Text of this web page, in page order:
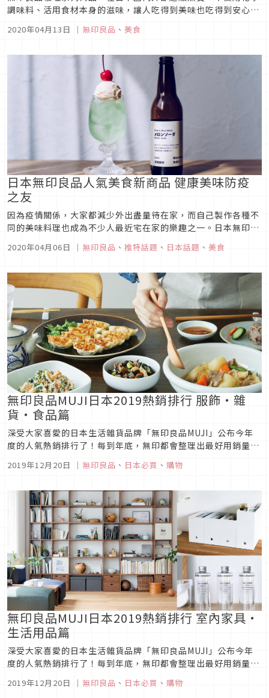
調味料、活用食材本身的滋味，讓人吃得到美味也吃得到安心健
色風味的異國咖哩在這裡也能輕易入手，從不辣到激辣也都清楚
登運用咖哩速食包來製...
2020年04月13日 ｜ 無印良品 、 美食
日本無印良品人氣美食新商品 健康美味防疫
之友
因為疫情關係，大家都減少外出盡量待在家，而自己製作各種不
同的美味料理也成為不少人最近宅在家的樂趣之一。日本無印良
就要介紹幾款最近在日本造成話題的人氣美食新商品，即使不能
餐廳般的美味唷！1....
2020年04月06日 ｜ 無印良品 、 推特話題 、 日本話題 、 美食
無印良品MUJI日本2019熱銷排行 服飾・雜
貨・食品篇
深受大家喜愛的日本生活雜貨品牌「無印良品MUJI」公布今年
度的人氣熱銷排行了！每到年底，無印都會整理出最好用銷量最
上篇介紹完生活用品與家具，本篇要繼續來介紹2019年男女服
圖片來源3. 服...
2019年12月20日 ｜ 無印良品 、 日本必買 、 購物
無印良品MUJI日本2019熱銷排行 室內家具・
生活用品篇
深受大家喜愛的日本生活雜貨品牌「無印良品MUJI」公布今年
度的人氣熱銷排行了！每到年底，無印都會整理出最好用銷量最
究竟今年日本年度冠軍是什麼商品呢？本篇要來介紹2019年室
2019年12月20日 ｜ 無印良品 、 日本必買 、 購物